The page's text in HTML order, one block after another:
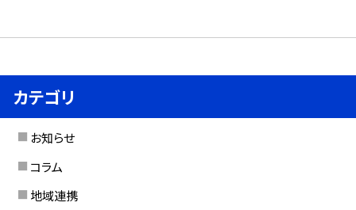
カテゴリ
お知らせ
コラム
地域連携